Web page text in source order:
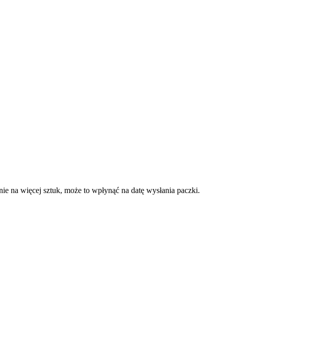
na więcej sztuk, może to wpłynąć na datę wysłania paczki.